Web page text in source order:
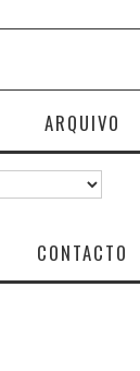
ARQUIVO
CONTACTO